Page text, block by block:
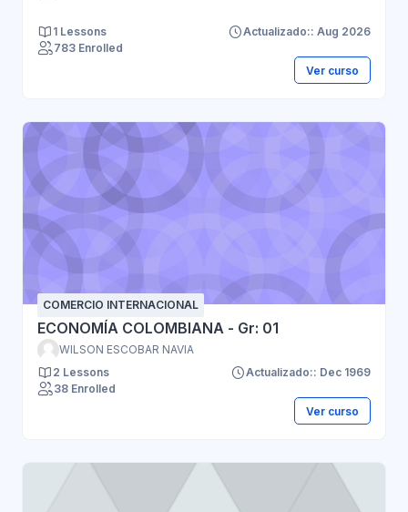
1 Lessons
Actualizado:: Aug 2026
783 Enrolled
Ver curso
COMERCIO INTERNACIONAL
ECONOMÍA COLOMBIANA - Gr: 01
WILSON ESCOBAR NAVIA
2 Lessons
Actualizado:: Dec 1969
38 Enrolled
Ver curso